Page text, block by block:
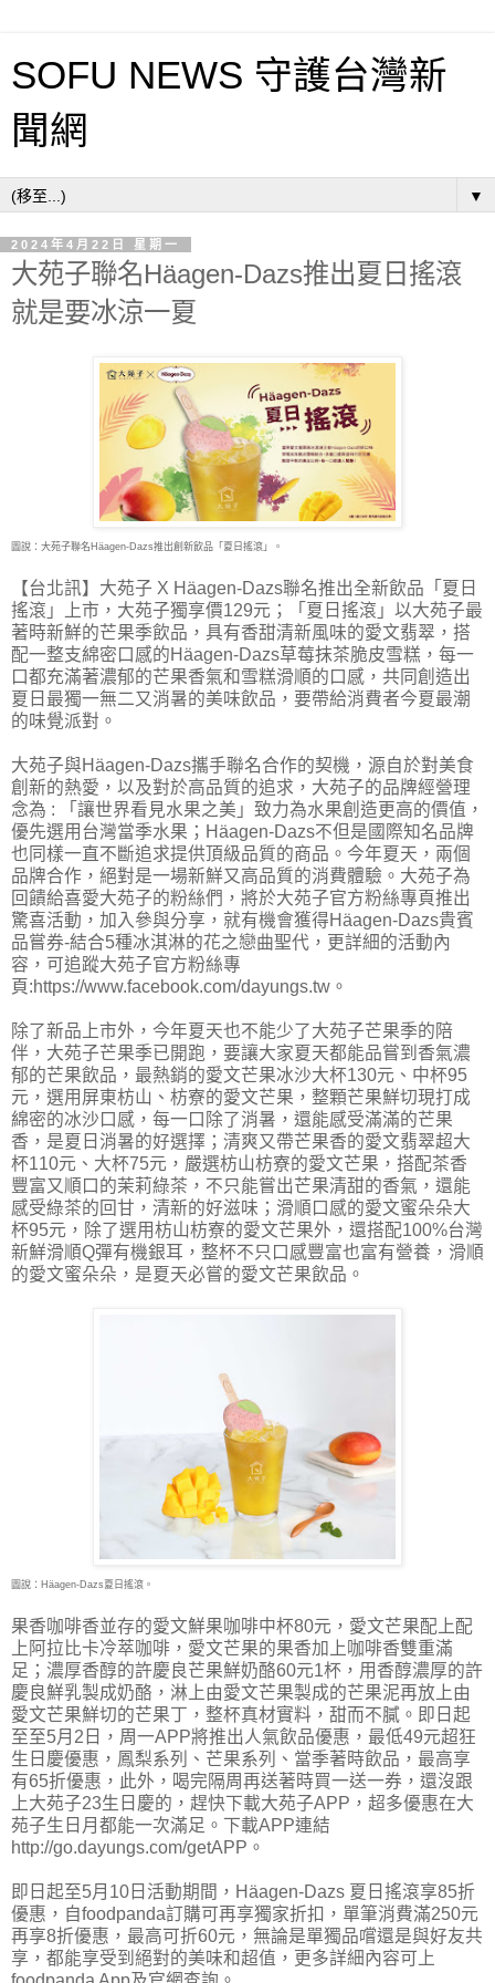
SOFU NEWS 守護台灣新
聞網
▼
2024年4月22日 星期一
大苑子聯名Häagen-Dazs推出夏日搖滾
就是要冰涼一夏
圖說：大苑子聯名Häagen-Dazs推出創新飲品「夏日搖滾」。
【台北訊】大苑子 X Häagen-Dazs聯名推出全新飲品「夏日
搖滾」上市，大苑子獨享價129元；
「夏日搖滾」以大苑子最
著時新鮮的芒果季飲品，具有香甜清新風味的愛文翡翠，搭
配一整支綿密口感的Häagen-Dazs草莓抹茶脆皮雪糕，每一
口都充滿著濃郁的芒果香氣和雪糕滑順的口感，共同創造出
夏日最獨一無二又消暑的美味飲品，要帶給消費者今夏最潮
的味覺派對。
大苑子與Häagen-Dazs攜手聯名合作的契機，源自於對美食
創新的熱愛，以及對於高品質的追求，大苑子的品牌經營理
念為 : 「讓世界看見水果之美」致力為水果創造更高的價值，
優先選用台灣當季水果；Häagen-Dazs不但是國際知名品牌
也同樣一直不斷追求提供頂級品質的商品。今年夏天，兩個
品牌合作，絕對是一場新鮮又高品質的消費體驗。大苑子為
回饋給喜愛大苑子的粉絲們，將於大苑子官方粉絲專頁推出
驚喜活動，加入參與分享，就有機會獲得Häagen-Dazs貴賓
品嘗券-結合5種冰淇淋的花之戀曲聖代，更詳細的活動內
容，可追蹤大苑子官方粉絲專
頁:https://www.facebook.com/dayungs.tw。
除了新品上市外，今年夏天也不能少了大苑子芒果季的陪
伴，大苑子芒果季已開跑，要讓大家夏天都能品嘗到香氣濃
郁的芒果飲品，最熱銷的愛文芒果冰沙大杯130元、中杯95
元，選用屏東枋山、枋寮的愛文芒果，整顆芒果鮮切現打成
綿密的冰沙口感，每一口除了消暑，還能感受滿滿的芒果
香，是夏日消暑的好選擇；清爽又帶芒果香的愛文翡翠超大
杯110元、大杯75元，嚴選枋山枋寮的愛文芒果，搭配茶香
豐富又順口的茉莉綠茶，不只能嘗出芒果清甜的香氣，還能
感受綠茶的回甘，清新的好滋味；滑順口感的愛文蜜朵朵大
杯95元，除了選用枋山枋寮的愛文芒果外，還搭配100%台灣
新鮮滑順Q彈有機銀耳，整杯不只口感豐富也富有營養，滑順
的愛文蜜朵朵，是夏天必嘗的愛文芒果飲品。
圖說：Häagen-Dazs夏日搖滾。
果香咖啡香並存的愛文鮮果咖啡中杯80元，愛文芒果配上配
上阿拉比卡冷萃咖啡，愛文芒果的果香加上咖啡香雙重滿
足；濃厚香醇的許慶良芒果鮮奶酪60元1杯，用香醇濃厚的許
慶良鮮乳製成奶酪，淋上由愛文芒果製成的芒果泥再放上由
愛文芒果鮮切的芒果丁，整杯真材實料，甜而不膩。即日起
至至5月2日，周一APP將推出人氣飲品優惠，最低49元超狂
生日慶優惠，鳳梨系列、芒果系列、當季著時飲品，最高享
有65折優惠，此外，喝完隔周再送著時買一送一券，還沒跟
上大苑子23生日慶的，趕快下載大苑子APP，超多優惠在大
苑子生日月都能一次滿足。下載APP連結
http://go.dayungs.com/getAPP。
即日起至5月10日活動期間，Häagen-Dazs 夏日搖滾享85折
優惠，自foodpanda訂購可再享獨家折扣，單筆消費滿250元
再享8折優惠，最高可折60元，無論是單獨品嚐還是與好友共
享，都能享受到絕對的美味和超值，更多詳細內容可上